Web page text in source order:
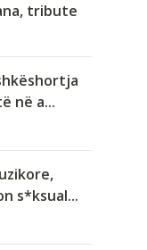
tribute
në a...
s*ksual...